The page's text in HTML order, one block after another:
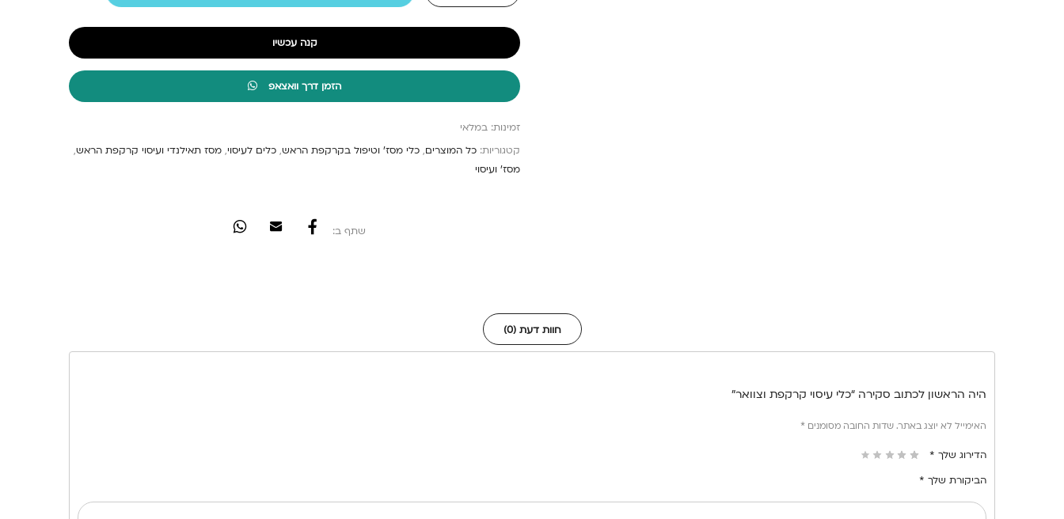
קנה עכשיו
הזמן דרך וואצאפ
זמינות: במלאי
קטגוריות: כל המוצרים, כלי מסז' וטיפול בקרקפת הראש, כלים לעיסוי, מסז תאילנדי ועיסוי קרקפת הראש,
מסז' ועיסוי
שתף ב:
חוות דעת (0)
היה הראשון לכתוב סקירה “כלי עיסוי קרקפת וצוואר”
האימייל לא יוצג באתר. שדות החובה מסומנים *
הדירוג שלך *
הביקורת שלך *